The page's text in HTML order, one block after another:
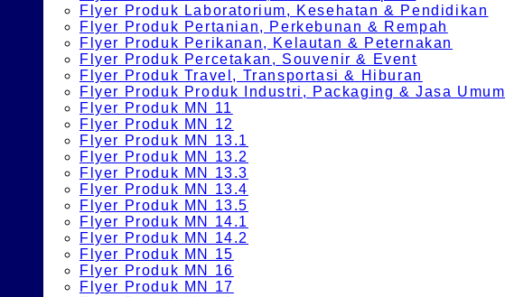
Flyer Produk Laboratorium, Kesehatan & Pendidikan
Flyer Produk Pertanian, Perkebunan & Rempah
Flyer Produk Perikanan, Kelautan & Peternakan
Flyer Produk Percetakan, Souvenir & Event
Flyer Produk Travel, Transportasi & Hiburan
Flyer Produk Produk Industri, Packaging & Jasa Umum
Flyer Produk MN 11
Flyer Produk MN 12
Flyer Produk MN 13.1
Flyer Produk MN 13.2
Flyer Produk MN 13.3
Flyer Produk MN 13.4
Flyer Produk MN 13.5
Flyer Produk MN 14.1
Flyer Produk MN 14.2
Flyer Produk MN 15
Flyer Produk MN 16
Flyer Produk MN 17